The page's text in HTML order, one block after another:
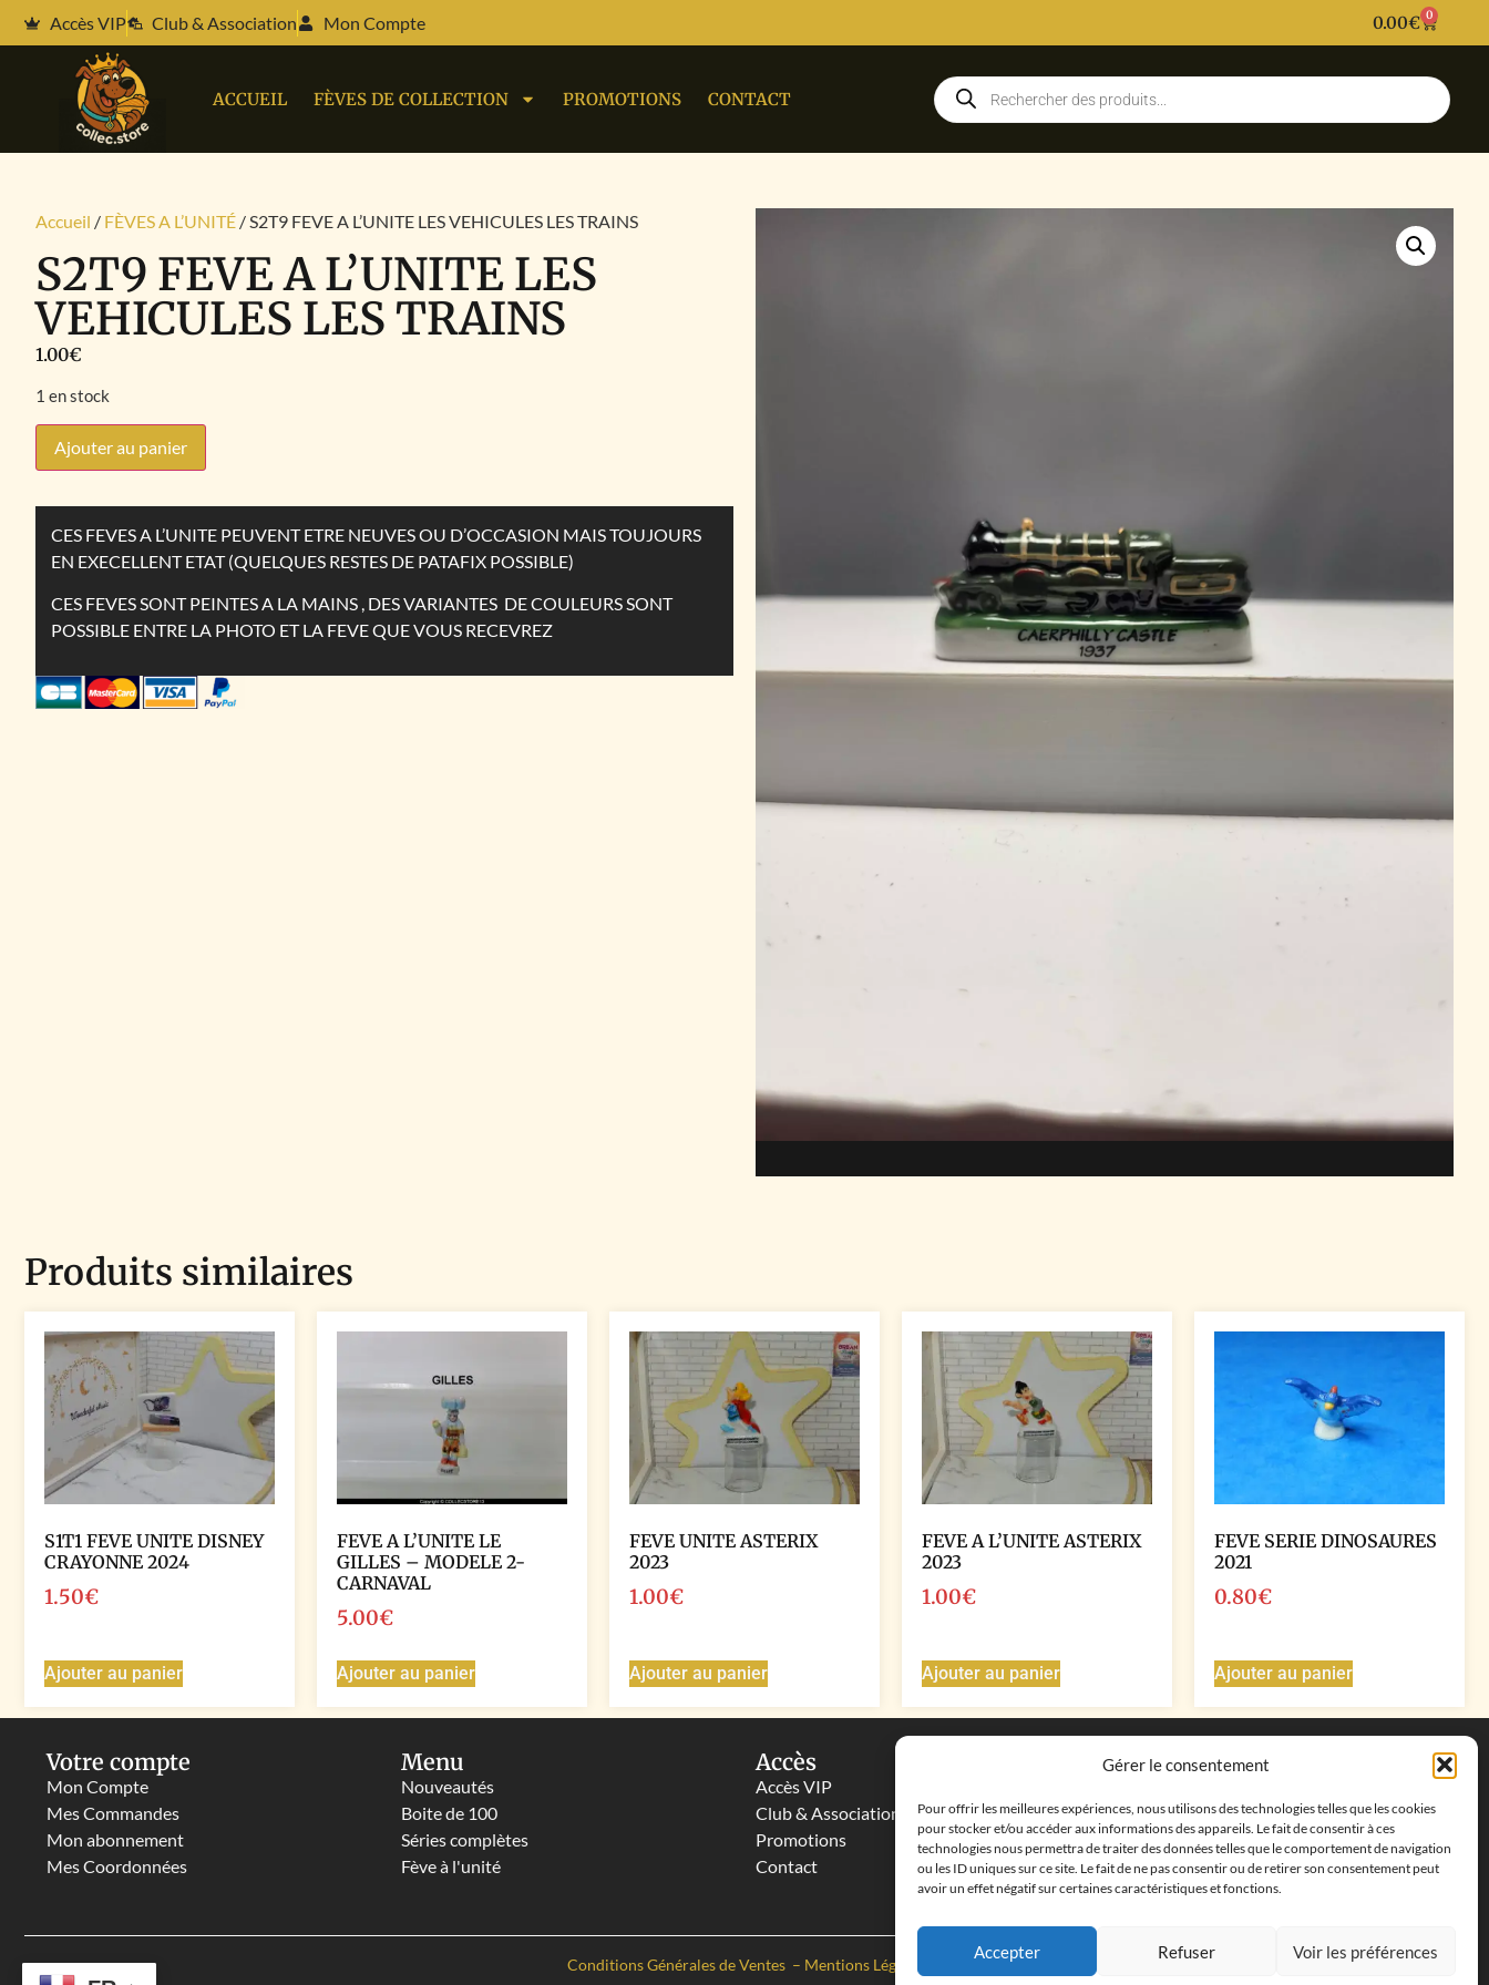
Gérer le consentement
Pour offrir les meilleures expériences, nous utilisons des technologies telles que les cookies
pour stocker et/ou accéder aux informations des appareils. Le fait de consentir à ces
technologies nous permettra de traiter des données telles que le comportement de navigation
ou les ID uniques sur ce site. Le fait de ne pas consentir ou de retirer son consentement peut
avoir un effet négatif sur certaines caractéristiques et fonctions.
Accepter Refuser Voir les préférences
Accès VIP Club & Association Mon Compte 0.00€ 0
ACCUEIL FÈVES DE COLLECTION PROMOTIONS CONTACT
Accueil / FÈVES A L’UNITÉ / S2T9 FEVE A L’UNITE LES VEHICULES LES TRAINS
S2T9 FEVE A L’UNITE LES
VEHICULES LES TRAINS
1.00€
1 en stock
Ajouter au panier
CES FEVES A L’UNITE PEUVENT ETRE NEUVES OU D’OCCASION MAIS TOUJOURS
EN EXECELLENT ETAT (QUELQUES RESTES DE PATAFIX POSSIBLE)
CES FEVES SONT PEINTES A LA MAINS , DES VARIANTES DE COULEURS SONT
POSSIBLE ENTRE LA PHOTO ET LA FEVE QUE VOUS RECEVREZ
Produits similaires
S1T1 FEVE UNITE DISNEY
CRAYONNE 2024
1.50€
Ajouter au panier
FEVE A L’UNITE LE
GILLES – MODELE 2-
CARNAVAL
5.00€
Ajouter au panier
FEVE UNITE ASTERIX
2023
1.00€
Ajouter au panier
FEVE A L’UNITE ASTERIX
2023
1.00€
Ajouter au panier
FEVE SERIE DINOSAURES
2021
0.80€
Ajouter au panier
Votre compte
Mon Compte
Mes Commandes
Mon abonnement
Mes Coordonnées
Menu
Nouveautés
Boite de 100
Séries complètes
Fève à l'unité
Accès
Accès VIP
Club & Associations
Promotions
Contact
Coordonnées
cléments, 13500 Martigues, France
Téléphone : ‭+33652313256‬
Email :feves.collecstore@gmail.com
Conditions Générales de Ventes – Mentions Légales